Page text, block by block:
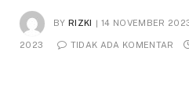
BY RIZKI 14 NOVEMBER
2023 TIDAK ADA KOMENTAR